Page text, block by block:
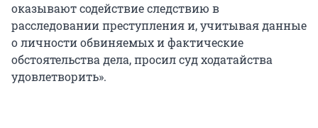
оказывают содействие следствию в
расследовании преступления и, учитывая данные
о личности обвиняемых и фактические
обстоятельства дела, просил суд ходатайства
удовлетворить».